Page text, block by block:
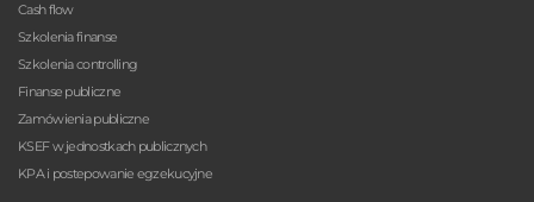
Cash flow
Szkolenia finanse
Szkolenia controlling
Finanse publiczne
Zamówienia publiczne
KSEF w jednostkach publicznych
KPA i postepowanie egzekucyjne